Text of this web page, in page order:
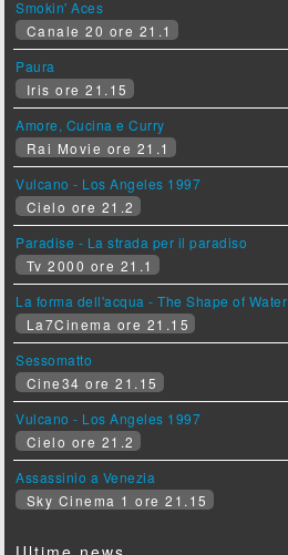
Smokin' Aces
Canale 20 ore 21.1
Paura
Iris ore 21.15
Amore, Cucina e Curry
Rai Movie ore 21.1
Vulcano - Los Angeles 1997
Cielo ore 21.2
Paradise - La strada per il paradiso
Tv 2000 ore 21.1
La forma dell'acqua - The Shape of Water
La7Cinema ore 21.15
Sessomatto
Cine34 ore 21.15
Vulcano - Los Angeles 1997
Cielo ore 21.2
Assassinio a Venezia
Sky Cinema 1 ore 21.15